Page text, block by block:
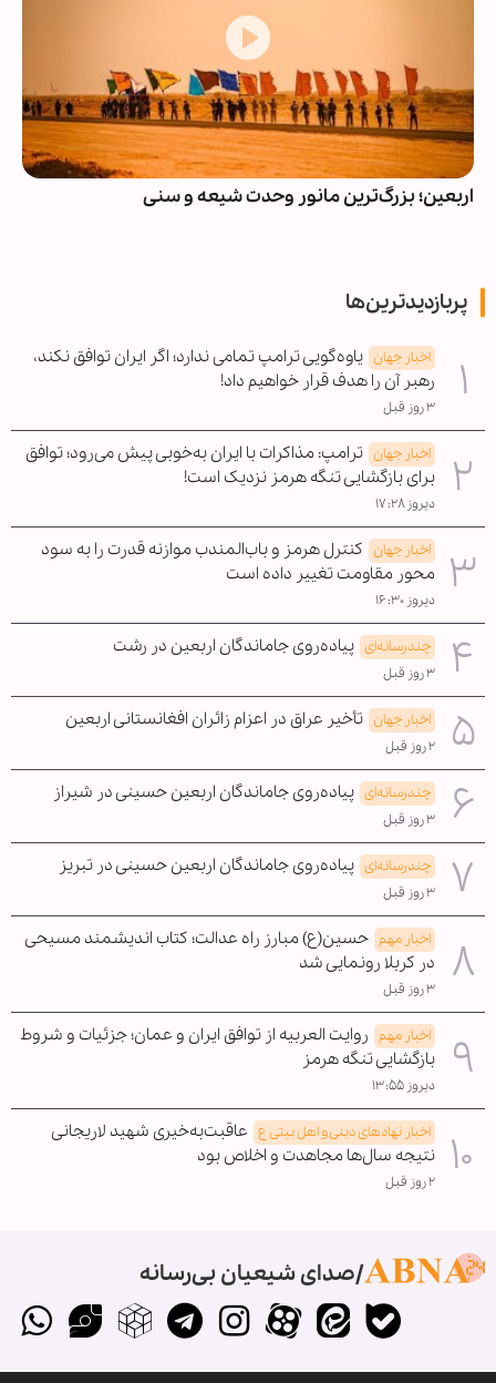
اربعین؛ بزرگ‌ترین مانور وحدت شیعه و سنی
پربازدیدترین‌ها
اخبار جهان یاوه‌گویی ترامپ تمامی ندارد؛ اگر ایران توافق نکند،
رهبر آن را هدف قرار خواهیم داد!
۳ روز قبل
اخبار جهان ترامپ: مذاکرات با ایران به‌خوبی پیش می‌رود؛ توافق
برای بازگشایی تنگه هرمز نزدیک است!
دیروز ۱۷:۲۸
اخبار جهان کنترل هرمز و باب‌المندب موازنه قدرت را به سود
محور مقاومت تغییر داده است
دیروز ۱۶:۳۰
چندرسانه‌ای پیاده‌روی جاماندگان اربعین در رشت
۳ روز قبل
اخبار جهان تأخیر عراق در اعزام زائران افغانستانی اربعین
۲ روز قبل
چندرسانه‌ای پیاده‌روی جاماندگان اربعین حسینی در شیراز
۳ روز قبل
چندرسانه‌ای پیاده‌روی جاماندگان اربعین حسینی در تبریز
۳ روز قبل
اخبار مهم حسین(ع) مبارز راه عدالت؛ کتاب اندیشمند مسیحی
در کربلا رونمایی شد
۳ روز قبل
اخبار مهم روایت العربیه از توافق ایران و عمان؛ جزئیات و شروط
بازگشایی تنگه هرمز
دیروز ۱۳:۵۵
اخبار نهادهای دینی و اهل بیتی ع عاقبت‌به‌خیری شهید لاریجانی
نتیجه سال‌ها مجاهدت و اخلاص بود
۲ روز قبل
صدای شیعیان بی‌رسانه